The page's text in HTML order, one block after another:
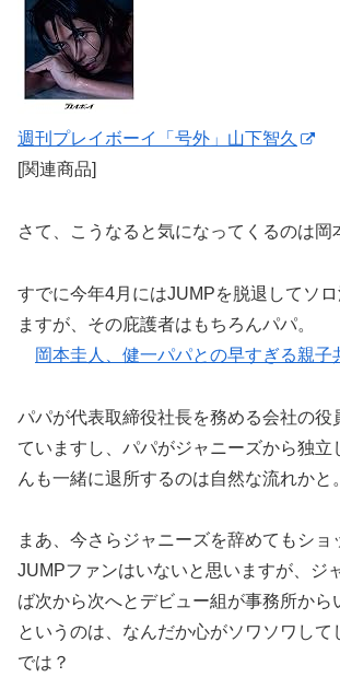
週刊プレイボーイ「号外」山下智久
[関連商品]
さて、こうなると気になってくるのは岡
すでに今年4月にはJUMPを脱退してソ
ますが、その庇護者はもちろんパパ。
岡本圭人、健一パパとの早すぎる親子
パパが代表取締役社長を務める会社の役
ていますし、パパがジャニーズから独立
んも一緒に退所するのは自然な流れかと。
まあ、今さらジャニーズを辞めてもショ
JUMPファンはいないと思いますが、ジ
ば次から次へとデビュー組が事務所から
というのは、なんだか心がソワソワして
では？